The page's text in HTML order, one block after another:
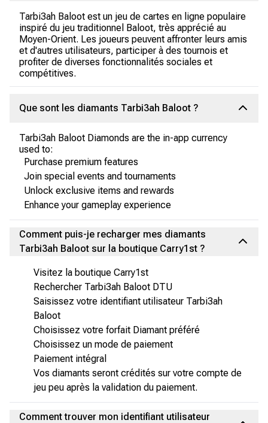
Tarbi3ah Baloot est un jeu de cartes en ligne populaire
inspiré du jeu traditionnel Baloot, très apprécié au
Moyen-Orient. Les joueurs peuvent affronter leurs amis
et d'autres utilisateurs, participer à des tournois et
profiter de diverses fonctionnalités sociales et
compétitives.
Que sont les diamants Tarbi3ah Baloot ?
Tarbi3ah Baloot Diamonds are the in-app currency
used to:
Purchase premium features
Join special events and tournaments
Unlock exclusive items and rewards
Enhance your gameplay experience
Comment puis-je recharger mes diamants
Tarbi3ah Baloot sur la boutique Carry1st ?
Visitez la boutique Carry1st
Rechercher Tarbi3ah Baloot DTU
Saisissez votre identifiant utilisateur Tarbi3ah
Baloot
Choisissez votre forfait Diamant préféré
Choisissez un mode de paiement
Paiement intégral
Vos diamants seront crédités sur votre compte de
jeu peu après la validation du paiement.
Comment trouver mon identifiant utilisateur